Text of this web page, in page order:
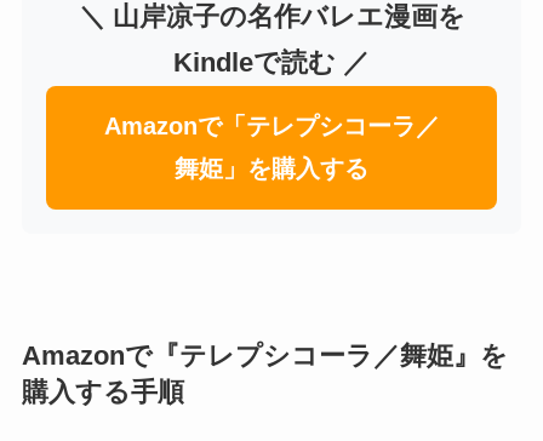
＼ 山岸凉子の名作バレエ漫画を
Kindleで読む ／
Amazonで「テレプシコーラ／
舞姫」を購入する
Amazonで『テレプシコーラ／舞姫』を
購入する手順